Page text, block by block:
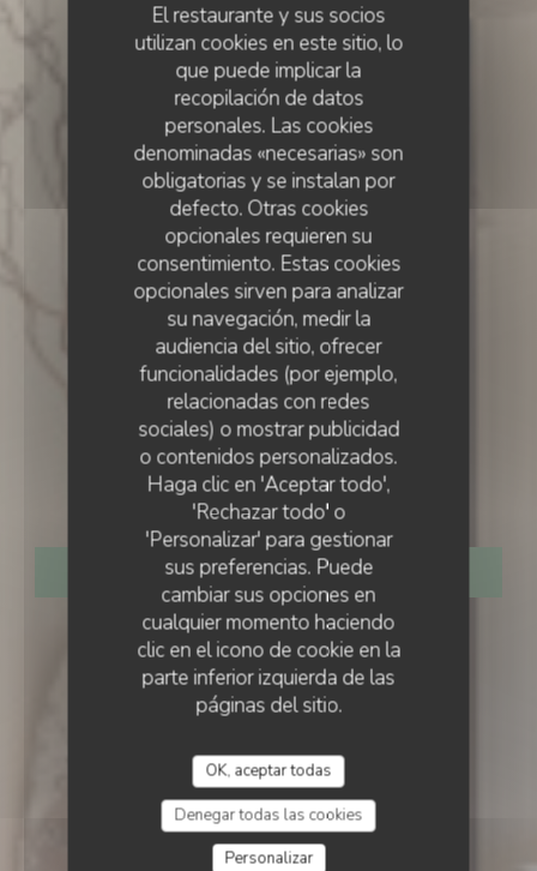
El restaurante y sus socios
utilizan cookies en este sitio, lo
que puede implicar la
recopilación de datos
personales. Las cookies
denominadas «necesarias» son
obligatorias y se instalan por
defecto. Otras cookies
opcionales requieren su
consentimiento. Estas cookies
opcionales sirven para analizar
su navegación, medir la
audiencia del sitio, ofrecer
funcionalidades (por ejemplo,
relacionadas con redes
sociales) o mostrar publicidad
o contenidos personalizados.
Haga clic en 'Aceptar todo',
'Rechazar todo' o
'Personalizar' para gestionar
sus preferencias. Puede
cambiar sus opciones en
cualquier momento haciendo
clic en el icono de cookie en la
parte inferior izquierda de las
páginas del sitio.
OK, aceptar todas
Denegar todas las cookies
Personalizar
RESTAURANT CONSCIENCIEUX
Jour de Fête
RESERVAR UNA MESA
JOUR DE FÊTE